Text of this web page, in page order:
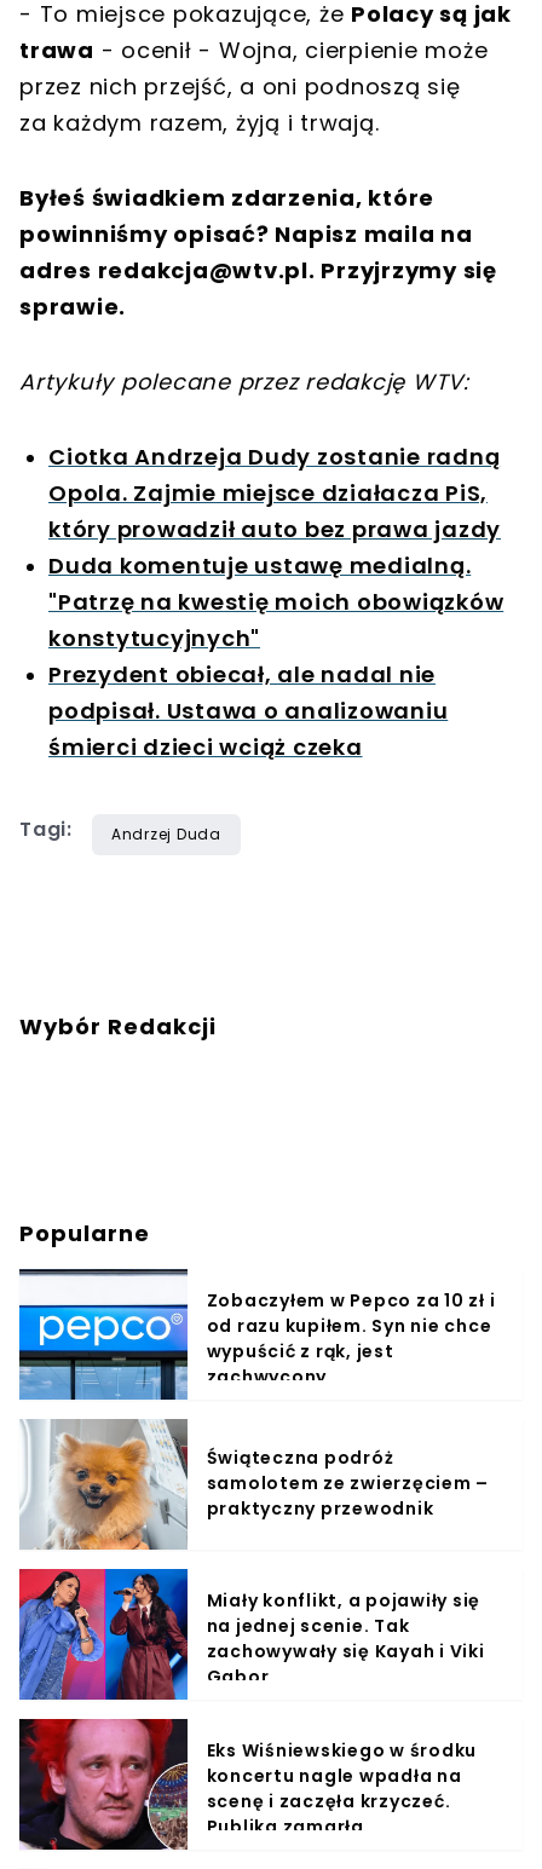
- To miejsce pokazujące, że Polacy są jak
trawa - ocenił - Wojna, cierpienie może
przez nich przejść, a oni podnoszą się
za każdym razem, żyją i trwają.
Byłeś świadkiem zdarzenia, które
powinniśmy opisać? Napisz maila na
adres redakcja@wtv.pl. Przyjrzymy się
sprawie.
Artykuły polecane przez redakcję WTV:
Ciotka Andrzeja Dudy zostanie radną
Opola. Zajmie miejsce działacza PiS,
który prowadził auto bez prawa jazdy
Duda komentuje ustawę medialną.
"Patrzę na kwestię moich obowiązków
konstytucyjnych"
Prezydent obiecał, ale nadal nie
podpisał. Ustawa o analizowaniu
śmierci dzieci wciąż czeka
Tagi: Andrzej Duda
Wybór Redakcji
Popularne
Zobaczyłem w Pepco za 10 zł i
od razu kupiłem. Syn nie chce
wypuścić z rąk, jest
zachwycony
Świąteczna podróż
samolotem ze zwierzęciem –
praktyczny przewodnik
Miały konflikt, a pojawiły się
na jednej scenie. Tak
zachowywały się Kayah i Viki
Gabor
Eks Wiśniewskiego w środku
koncertu nagle wpadła na
scenę i zaczęła krzyczeć.
Publika zamarła